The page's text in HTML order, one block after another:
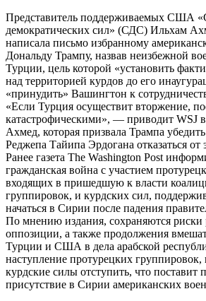
Представитель поддерживаемых США
демократических сил» (СДС) Ильхам
написала письмо избранному
Дональду Трампу, назвав неизбежной
Турции, цель которой «установить
над территорией курдов до его
«принудить» Вашингтон к
«Если Турция осуществит вторжение,
катастрофическими», — приводит WSJ
Ахмед, которая призвала Трампа
Реджепа Тайипа Эрдогана отказаться от
Ранее газета The Washington Post
гражданская война с участием
входящих в пришедшую к власти
группировок, и курдских сил,
начаться в Сирии после падения
По мнению издания, сохраняются риски
оппозиции, а также продолжения
Турции и США в дела арабской
наступление протурецких группировок,
курдские силы отступить, что поставит
присутствие в Сирии американских